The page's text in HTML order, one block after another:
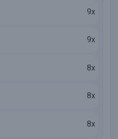
9x
9x
8x
8x
8x